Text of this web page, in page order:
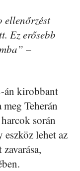
ellenőrzést
Ez erősebb
–
án kirobbant
Teherán
során
eszköz lehet az